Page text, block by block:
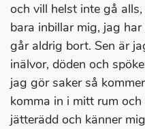
och vill helst inte gå
bara inbillar mig, jag
går aldrig bort. Sen är
inälvor, döden och
jag gör saker så
komma in i mitt rum
jätterädd och känner